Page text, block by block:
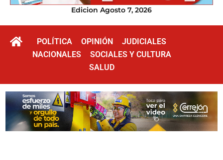
Edicion Agosto 7, 2026
POLÍTICA OPINIÓN
JUDICIALES
NACIONALES
SOCIALES Y CULTURA
SALUD